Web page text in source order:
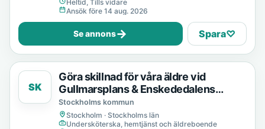
Heltid, Tills vidare
Ansök före 14 aug. 2026
Se annons→ Spara♡
SK
Göra skillnad för våra äldre vid
Gullmarsplans & Enskededalens
hemtjänst?
Stockholms kommun
Stockholm · Stockholms län
Undersköterska, hemtjänst och äldreboende